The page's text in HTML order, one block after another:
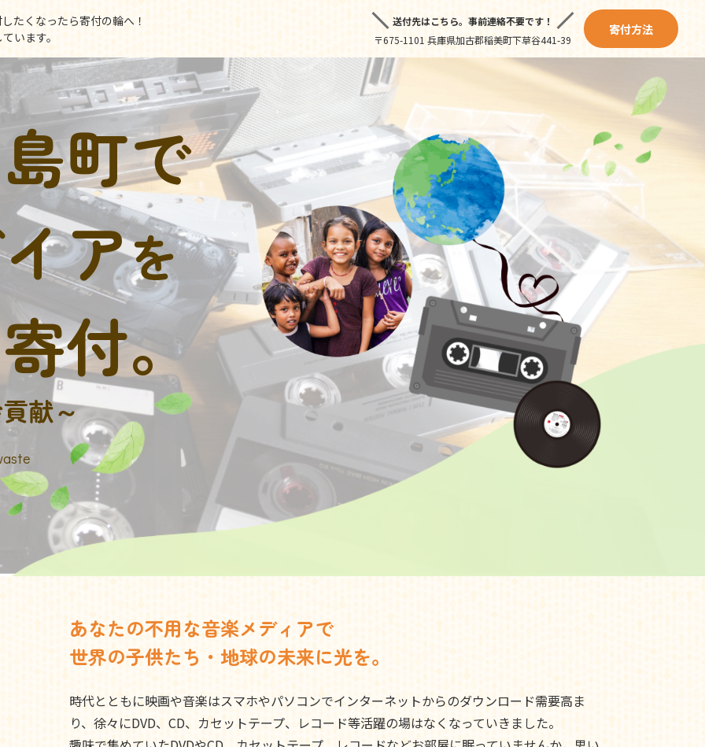
たくなったら寄付の輪へ！
います。
送付先はこちら。 事前連絡不要です！
〒675-1101 兵庫県加古郡稲美町下草谷441-39
寄付方法
町で
アを
付。
献～
あなたの不用な音楽メディアで
世界の子供たち・地球の未来に光を。
時代とともに映画や音楽はスマホやパソコンでインターネットからのダウンロード需要高ま
り、徐々にDVD、CD、カセットテープ、レコード等活躍の場はなくなっていきました。